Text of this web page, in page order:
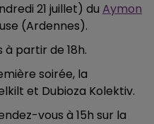
21 juillet) du Aymon
(Ardennes).
partir de 18h.
soirée, la
et Dubioza Kolektiv.
vous à 15h sur la